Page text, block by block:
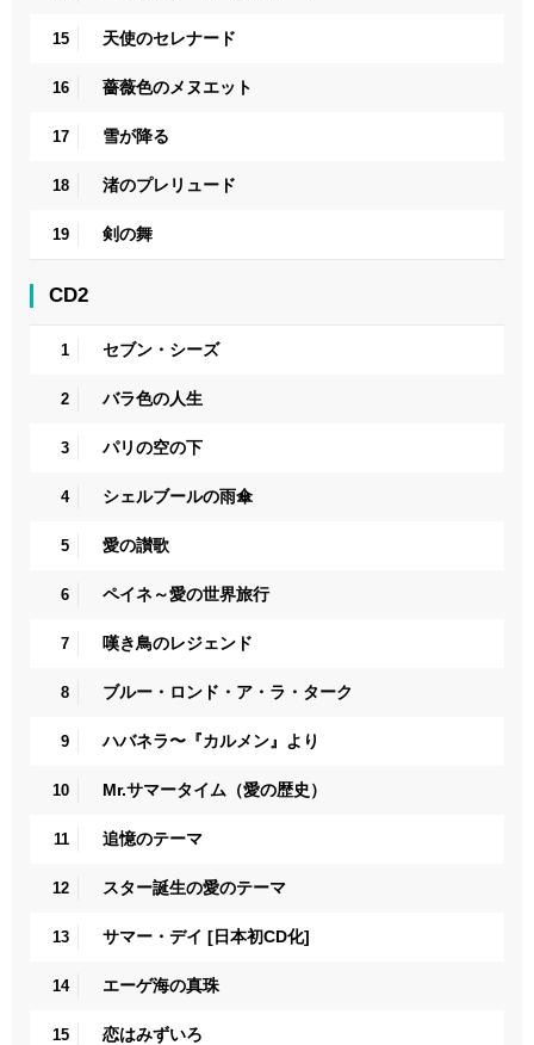
15 天使のセレナード
16 薔薇色のメヌエット
17 雪が降る
18 渚のプレリュード
19 剣の舞
CD2
1 セブン・シーズ
2 バラ色の人生
3 パリの空の下
4 シェルブールの雨傘
5 愛の讃歌
6 ペイネ～愛の世界旅行
7 嘆き鳥のレジェンド
8 ブルー・ロンド・ア・ラ・ターク
9 ハバネラ〜『カルメン』より
10 Mr.サマータイム（愛の歴史）
11 追憶のテーマ
12 スター誕生の愛のテーマ
13 サマー・デイ [日本初CD化]
14 エーゲ海の真珠
15 恋はみずいろ